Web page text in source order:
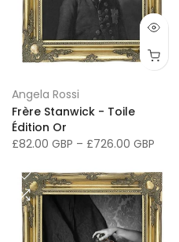
Angela Rossi
Frère Stanwick - Toile
Édition Or
£82.00 GBP – £726.00 GBP